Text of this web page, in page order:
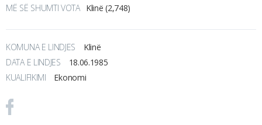
MË SË SHUMTI VOTA Klinë (2,748)
KOMUNA E LINDJES
Klinë
DATA E LINDJES
18.06.1985
KUALIFIKIMI
Ekonomi